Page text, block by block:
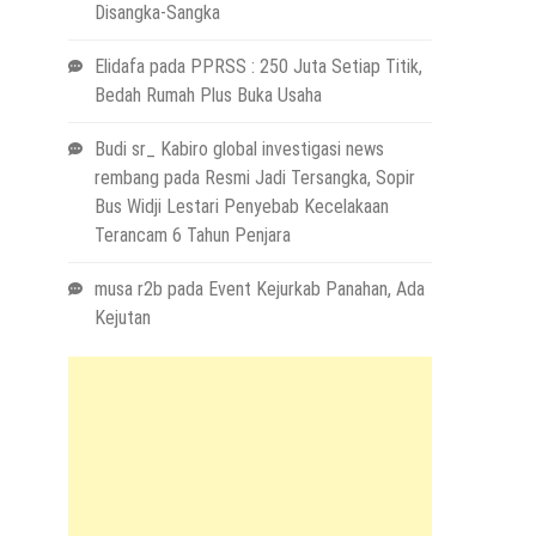
Disangka-Sangka
Elidafapada PPRSS : 250 Juta Setiap Titik,
Bedah Rumah Plus Buka Usaha
Budi sr_ Kabiro global investigasi news
rembang pada Resmi Jadi Tersangka, Sopir
Bus Widji Lestari Penyebab Kecelakaan
Terancam 6 Tahun Penjara
musa r2b pada Event Kejurkab Panahan, Ada
Kejutan